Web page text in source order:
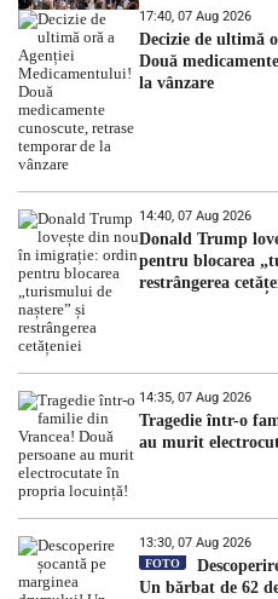
17:40, 07 Aug 2026
Decizie de ultimă
Două
la vânzare
14:40, 07 Aug 2026
Donald Trump
pentru blocarea
restrângerea
14:35, 07 Aug 2026
Tragedie într-o
au murit
13:30, 07 Aug 2026
FOTO
Un bărbat de 62